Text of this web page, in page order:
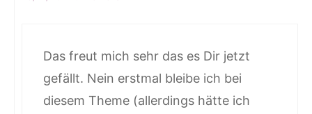
Das freut mich sehr das es Dir jetzt
gefällt. Nein erstmal bleibe ich bei
diesem Theme (allerdings hätte ich